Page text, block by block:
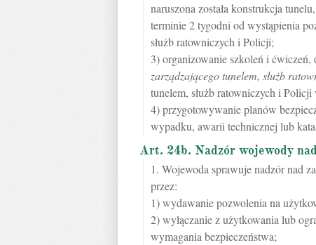
naruszona została konstrukcja
terminie 2 tygodni od wystąpienia
służb ratowniczych i Policji;
3) organizowanie szkoleń i ćwiczeń,
zarządzającego tunelem, służb
tunelem, służb ratowniczych i
4) przygotowywanie planów
wypadku, awarii technicznej lub
Art. 24b. Nadzór wojewody
1. Wojewoda sprawuje nadzór nad
przez:
1) wydawanie pozwolenia na
2) wyłączanie z użytkowania lub
wymagania bezpieczeństwa;